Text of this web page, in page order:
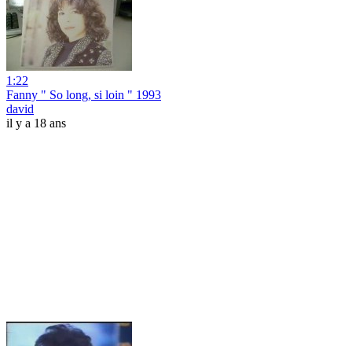
1:22
Fanny " So long, si loin " 1993
david
il y a 18 ans